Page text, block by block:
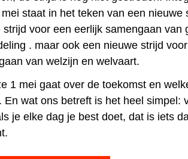
staat in het teken van een nieuwe
strijd voor een eerlijk samengaan van
. maar ook een nieuwe strijd
van welzijn en welvaart.
1 mei gaat over de toekomst en
En wat ons betreft is het heel simpel:
je elke dag je best doet, dat is iets